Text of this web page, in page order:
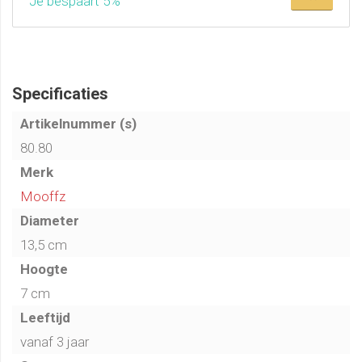
Stevig materiaal, geschikt voor intensief gebruik door
kinderen
Combineer meerdere stapstenen voor uitdagende
Specificaties
Artikelnummer (s)
80.80
Merk
Mooffz
Diameter
13,5 cm
Hoogte
7 cm
Leeftijd
vanaf 3 jaar